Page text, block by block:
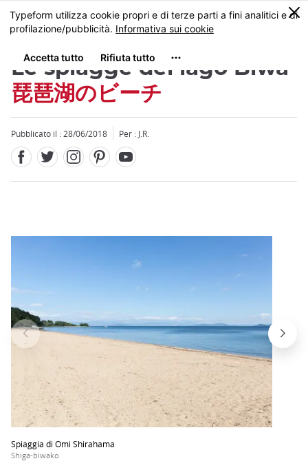
Skip
to
content
MENU
0
Le spiagge del lago Biwa
琵琶湖のビーチ
Pubblicato il : 28/06/2018 Per : J.R.
Spiaggia di Omi Shirahama
Shiga-biwako
Close
Close
Close
Close